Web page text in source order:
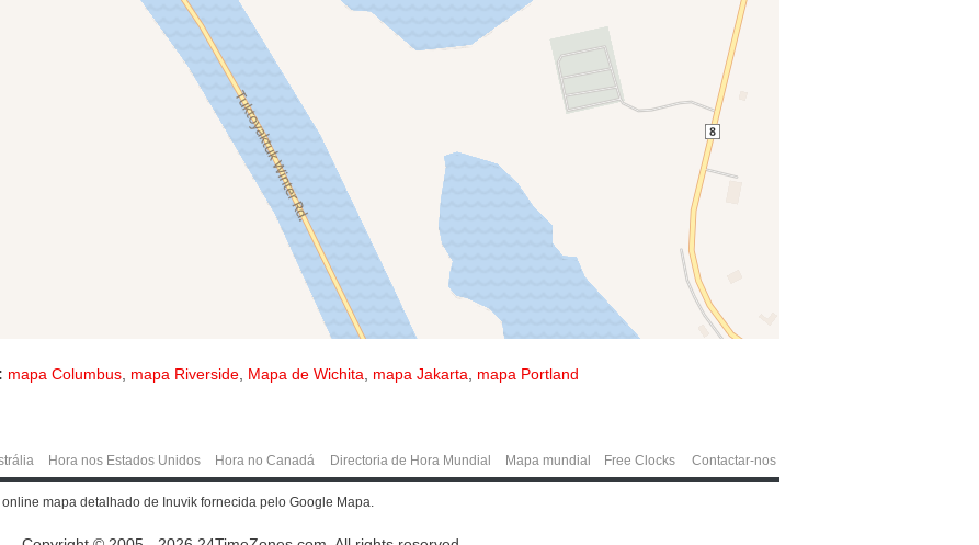
mapa Columbus mapa Riverside Mapa de Wichita mapa Jakarta mapa Portland
Hora nos Estados Unidos Hora no Canadá Directoria de Hora Mundial Mapa mundial Free Clocks Contactar-nos
mapa detalhado de Inuvik fornecida pelo Google Mapa.